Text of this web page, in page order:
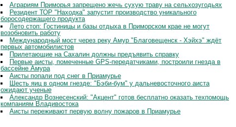
Аграриям Приморья запрещено жечь сухую траву на сельхозугодьях
Резидент ТОР "Находка" запустит производство уникального
боросодержащего продукта
Лето стоп: Гостиницы и базы отдыха в Приморском крае не могут
возобновить работу
Международный мост через реку Амур "Благовещенск - Хэйхэ" ждёт
первых автомобилистов
Прилетающие на Сахалин должны предъявить справку
Первые аисты, помеченные GPS-передатчиками, построили гнезда в
бассейне Амура
Аисты попали под снег в Приамурье
Шесть яиц в одном гнезде: "Бэби-бум" у дальневосточного аиста
ожидают ученые
Александр Вознесенский: "Акцент" готов бесплатно оказать техпомощь
компаниям Владивостока
Аисты переживают первую волну пожаров в Приамурье